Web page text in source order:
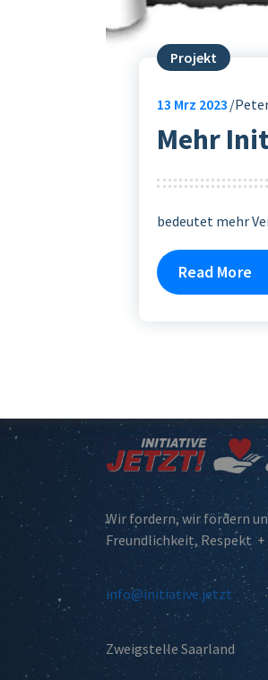
Projekt
13 Mrz 2023
Mehr
bedeutet mehr
Read More
Wir fordern, wir fördern
Freundlichkeit, Respekt
info@initiative.jetzt
Zweigstelle Saarland